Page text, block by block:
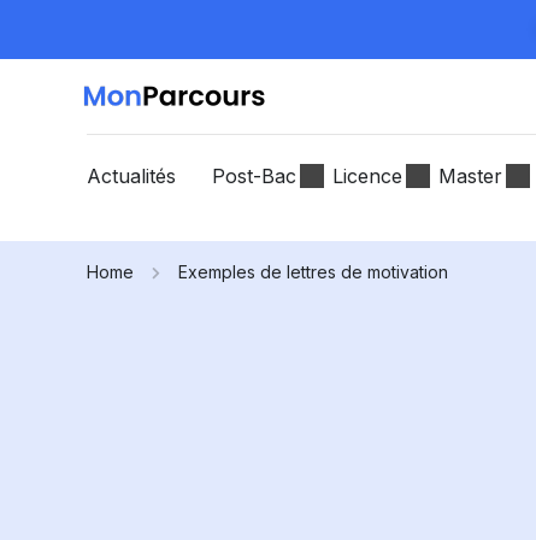
Actualités Post-Bac Licence Master
Home Exemples de lettres de motivation